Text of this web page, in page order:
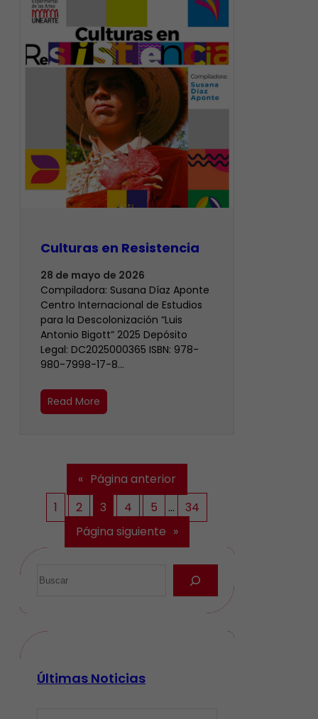
Culturas en Resistencia
28 de mayo de 2026
Compiladora: Susana Díaz Aponte
Centro Internacional de Estudios
para la Descolonización “Luis
Antonio Bigott” 2025 Depósito
Legal: DC2025000365 ISBN: 978-
980-7998-17-8…
Read More
« Página anterior
1
2 3 4 5 …
34
Página siguiente »
Últimas Noticias